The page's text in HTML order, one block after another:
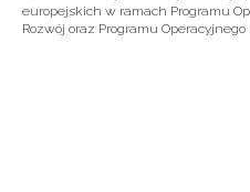
europejskich w ramach Programu
Rozwój oraz Programu Operacyjnego